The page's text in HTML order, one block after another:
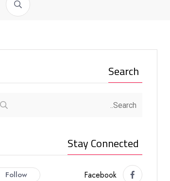
Search
Stay Connected
Facebook
Follow